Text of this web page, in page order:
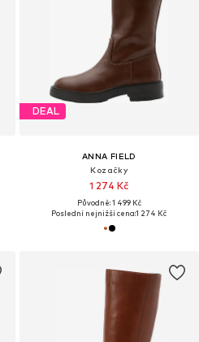
DEAL
ANNA FIELD
Kozačky
1 274 Kč
Původně: 1 499 Kč
Poslední nejnižší cena:1 274 Kč